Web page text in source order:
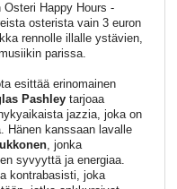
Happy Hours -
osterista vain 3 euron
rennolle illalle ystävien,
parissa.
esittää erinomainen
Pashleytarjoaa
jazzia, joka on
Hänen kanssaan lavalle
, jonka
syvyyttä ja energiaa.
kontrabasisti, joka